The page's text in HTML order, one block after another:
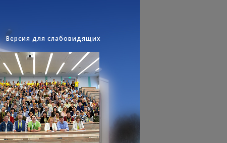
Версия для слабовидящих